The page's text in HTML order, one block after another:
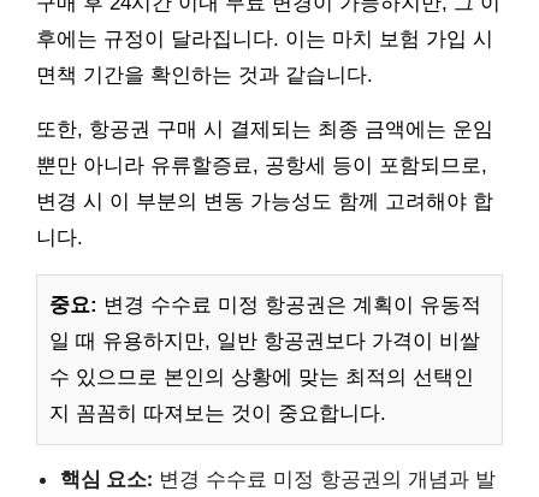
후에는 규정이 달라집니다. 이는 마치 보험 가입 시
면책 기간을 확인하는 것과 같습니다.
또한, 항공권 구매 시 결제되는 최종 금액에는 운임
뿐만 아니라 유류할증료, 공항세 등이 포함되므로,
변경 시 이 부분의 변동 가능성도 함께 고려해야 합
니다.
중요: 변경 수수료 미정 항공권은 계획이 유동적
일 때 유용하지만, 일반 항공권보다 가격이 비쌀
수 있으므로 본인의 상황에 맞는 최적의 선택인
지 꼼꼼히 따져보는 것이 중요합니다.
핵심 요소: 변경 수수료 미정 항공권의 개념과 발